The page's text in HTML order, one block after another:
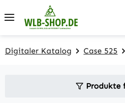
Zum Hauptinhalt springen
Digitaler Katalog Case 525
Produkte